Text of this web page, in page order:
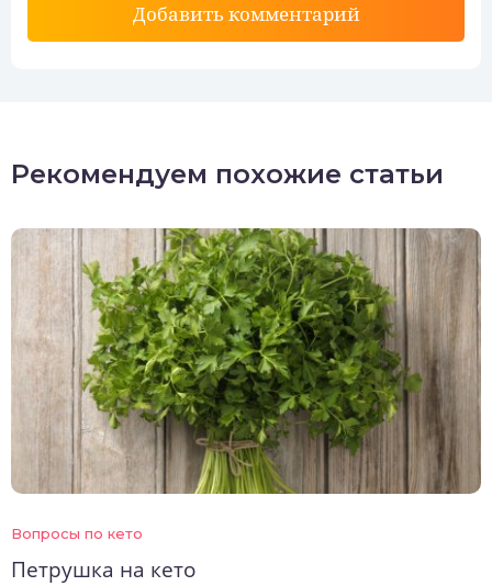
Добавить комментарий
Рекомендуем похожие статьи
Вопросы по кето
Петрушка на кето